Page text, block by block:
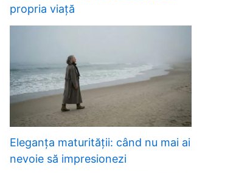
propria viață
Eleganța maturității: când nu mai ai
nevoie să impresionezi